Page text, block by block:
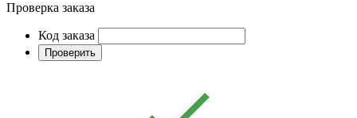
Проверка заказа
Код заказа
Проверить